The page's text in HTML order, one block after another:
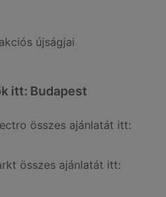
újságjai
itt: Budapest
összes ajánlatát itt:
összes ajánlatát itt: